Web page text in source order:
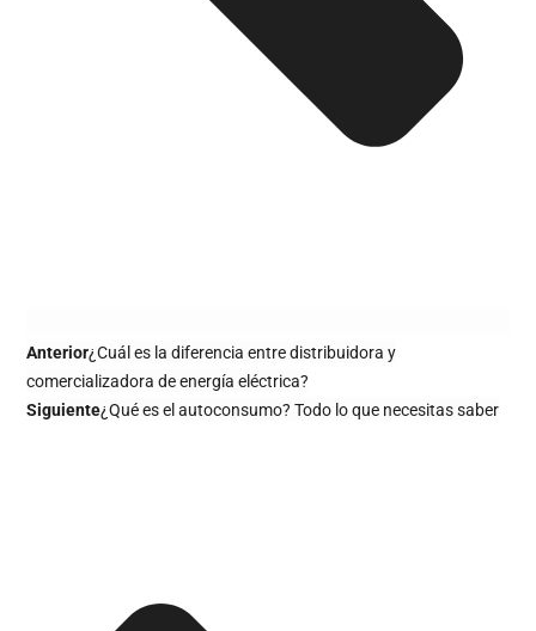
Anterior¿Cuál es la diferencia entre distribuidora y
comercializadora de energía eléctrica?
Siguiente¿Qué es el autoconsumo? Todo lo que necesitas saber